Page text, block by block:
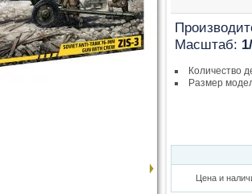
Масштаб:
Количество
Размер
Цена и